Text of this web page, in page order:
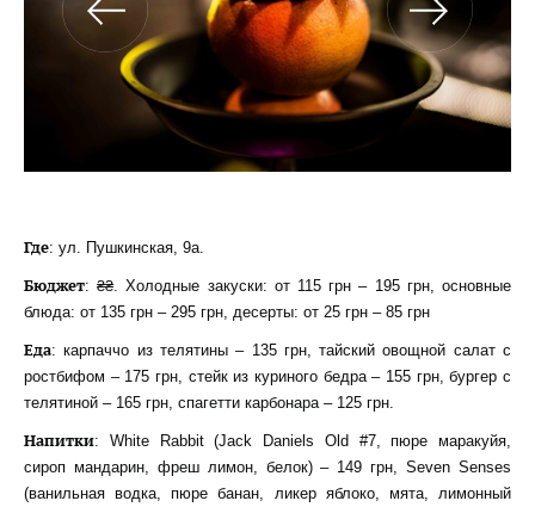
Где: ул. Пушкинская, 9a.
Бюджет: ₴₴. Холодные закуски: от 115 грн – 195 грн, основные
блюда: от 135 грн – 295 грн, десерты: от 25 грн – 85 грн
Еда: карпаччо из телятины – 135 грн, тайский овощной салат с
ростбифом – 175 грн, стейк из куриного бедра – 155 грн, бургер с
телятиной – 165 грн, спагетти карбонара – 125 грн.
Напитки: White Rabbit (Jack Daniels Old #7, пюре маракуйя,
сироп мандарин, фреш лимон, белок) – 149 грн, Seven Senses
(ванильная водка, пюре банан, ликер яблоко, мята, лимонный